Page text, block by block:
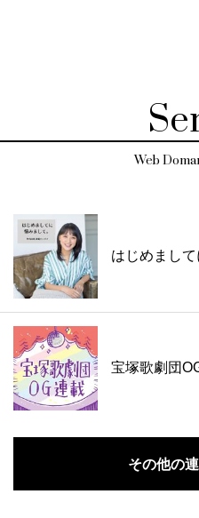
Web
はじめまして
宝塚歌劇団
その他の